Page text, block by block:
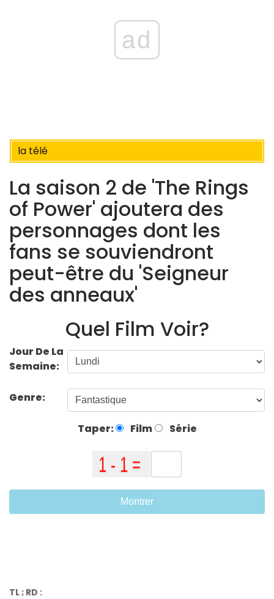
ad
la télé
La saison 2 de 'The Rings
of Power' ajoutera des
personnages dont les
fans se souviendront
peut-être du 'Seigneur
des anneaux'
Quel Film Voir?
Jour De La
Semaine:
Genre:
Taper: Film Série
Montrer
TL ; RD :